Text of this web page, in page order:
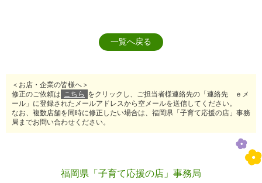
一覧へ戻る
＜お店・企業の皆様へ＞
修正のご依頼は こちら をクリックし、ご担当者様連絡先の「連絡先 ｅメ
ール」に登録されたメールアドレスから空メールを送信してください。
なお、複数店舗を同時に修正したい場合は、福岡県「子育て応援の店」事務
局までお問い合わせください。
福岡県「子育て応援の店」事務局